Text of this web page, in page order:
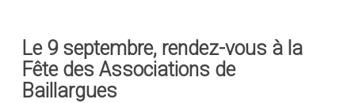
Le 9 septembre, rendez-vous à la
Fête des Associations de
Baillargues